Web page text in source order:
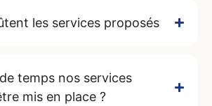
les services proposés
temps nos services
mis en place ?